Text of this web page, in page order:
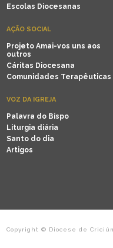
Escolas Diocesanas
AÇÃO SOCIAL
Projeto Amai-vos uns aos
outros
Cáritas Diocesana
Comunidades Terapêuticas
VOZ DA IGREJA
Palavra do Bispo
Liturgia diária
Santo do dia
Artigos
Copyright © Diocese de